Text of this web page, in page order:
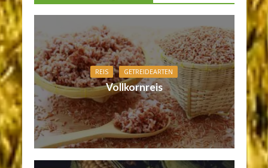
REIS GETREIDEARTEN
Vollkornreis